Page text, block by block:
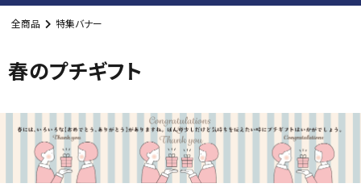
ACCOUNT MENU
ログイン 会員登録
全商品 特集バナー
春のプチギフト